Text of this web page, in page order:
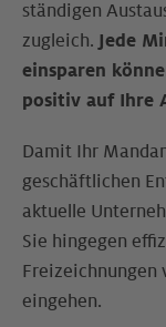
ständigen
zugleich. Jede
einsparen
positiv auf Ihre
Damit Ihr
geschäftlichen
aktuelle
Sie hingegen
Freizeichnungen
eingehen.